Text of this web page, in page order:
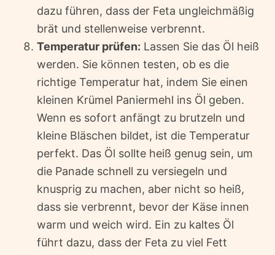
dazu führen, dass der Feta ungleichmäßig
brät und stellenweise verbrennt.
Temperatur prüfen: Lassen Sie das Öl heiß
werden. Sie können testen, ob es die
richtige Temperatur hat, indem Sie einen
kleinen Krümel Paniermehl ins Öl geben.
Wenn es sofort anfängt zu brutzeln und
kleine Bläschen bildet, ist die Temperatur
perfekt. Das Öl sollte heiß genug sein, um
die Panade schnell zu versiegeln und
knusprig zu machen, aber nicht so heiß,
dass sie verbrennt, bevor der Käse innen
warm und weich wird. Ein zu kaltes Öl
führt dazu, dass der Feta zu viel Fett